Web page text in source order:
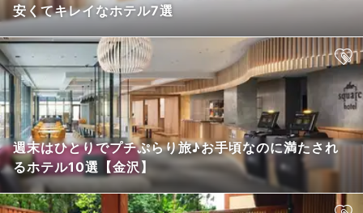
安くてキレイなホテル7選
週末はひとりでプチぷらり旅♪お手頃なのに満たされ
るホテル10選【金沢】